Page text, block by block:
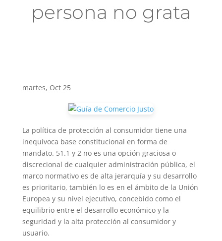
persona no grata
martes, Oct 25
La política de protección al consumidor tiene una
inequívoca base constitucional en forma de
mandato. 51.1 y 2 no es una opción graciosa o
discrecional de cualquier administración pública, el
marco normativo es de alta jerarquía y su desarrollo
es prioritario, también lo es en el ámbito de la Unión
Europea y su nivel ejecutivo, concebido como el
equilibrio entre el desarrollo económico y la
seguridad y la alta protección al consumidor y
usuario.